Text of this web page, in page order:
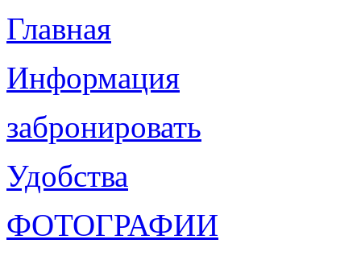
Главная
Информация
забронировать
Удобства
ФОТОГРАФИИ